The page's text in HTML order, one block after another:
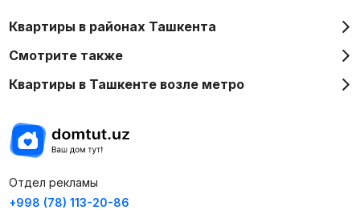
Квартиры в районах Ташкента
Смотрите также
Квартиры в Ташкенте возле метро
Отдел рекламы
+998 (78) 113-20-86